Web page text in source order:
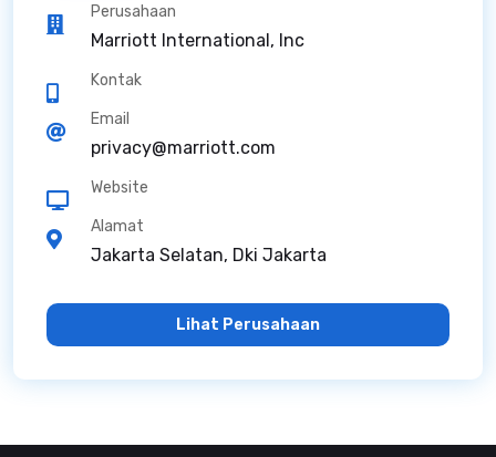
Perusahaan
Marriott International, Inc
Kontak
Email
privacy@marriott.com
Website
Alamat
Jakarta Selatan, Dki Jakarta
Lihat Perusahaan